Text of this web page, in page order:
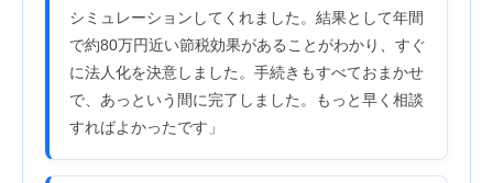
シミュレーションしてくれました。結果として年間
で約80万円近い節税効果があることがわかり、すぐ
に法人化を決意しました。手続きもすべておまかせ
で、あっという間に完了しました。もっと早く相談
すればよかったです」